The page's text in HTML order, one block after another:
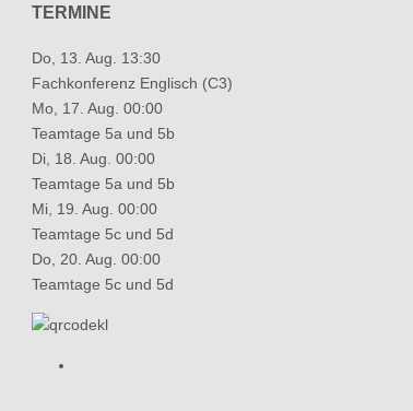
TERMINE
Do, 13. Aug. 13:30
Fachkonferenz Englisch (C3)
Mo, 17. Aug. 00:00
Teamtage 5a und 5b
Di, 18. Aug. 00:00
Teamtage 5a und 5b
Mi, 19. Aug. 00:00
Teamtage 5c und 5d
Do, 20. Aug. 00:00
Teamtage 5c und 5d